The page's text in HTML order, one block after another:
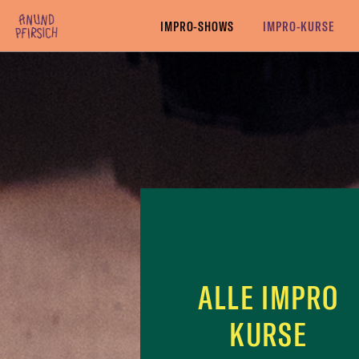
Zum Inhalt springen
IMPRO-SHOWS IMPRO-KURSE
ALLE IMPRO KURSE IMPRO BASIC-KURSE
ALLE IMPRO
KURSE